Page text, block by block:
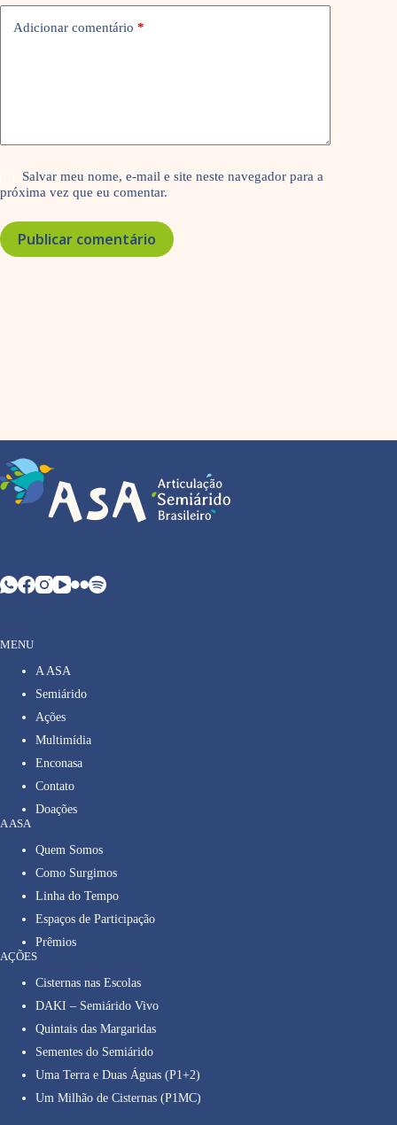
Adicionar comentário *
Salvar meu nome, e-mail e site neste navegador para a
próxima vez que eu comentar.
Publicar comentário
MENU
A ASA
Semiárido
Ações
Multimídia
Enconasa
Contato
Doações
A ASA
Quem Somos
Como Surgimos
Linha do Tempo
Espaços de Participação
Prêmios
AÇÕES
Cisternas nas Escolas
DAKI – Semiárido Vivo
Quintais das Margaridas
Sementes do Semiárido
Uma Terra e Duas Águas (P1+2)
Um Milhão de Cisternas (P1MC)